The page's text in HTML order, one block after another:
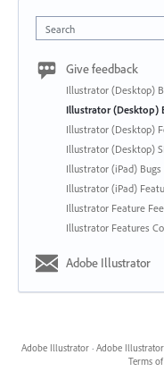
Search
Give feedback
Illustrator (Desktop)
Illustrator (Desktop)
Illustrator (Desktop)
Illustrator (Desktop)
Illustrator (iPad) Bugs
Illustrator (iPad)
Illustrator Feature
Illustrator Features
Adobe Illustrator
Adobe Illustrator · Adobe Illustrator
Terms